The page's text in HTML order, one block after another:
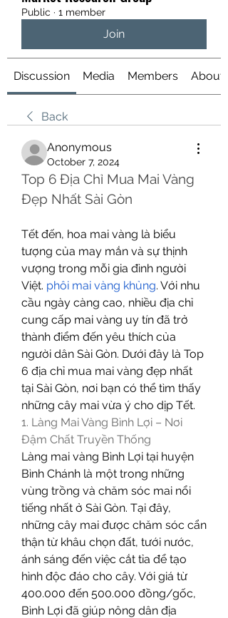
Public · 1 member
Join
Discussion Media Members About
Back
Anonymous
October 7, 2024
Top 6 Địa Chỉ Mua Mai Vàng
Đẹp Nhất Sài Gòn
Tết đến, hoa mai vàng là biểu
tượng của may mắn và sự thịnh
vượng trong mỗi gia đình người
Việt. phôi mai vàng khủng. Với nhu
cầu ngày càng cao, nhiều địa chỉ
cung cấp mai vàng uy tín đã trở
thành điểm đến yêu thích của
người dân Sài Gòn. Dưới đây là Top
6 địa chỉ mua mai vàng đẹp nhất
tại Sài Gòn, nơi bạn có thể tìm thấy
những cây mai vừa ý cho dịp Tết.
1. Làng Mai Vàng Bình Lợi – Nơi
Đậm Chất Truyền Thống
Làng mai vàng Bình Lợi tại huyện
Bình Chánh là một trong những
vùng trồng và chăm sóc mai nổi
tiếng nhất ở Sài Gòn. Tại đây,
những cây mai được chăm sóc cẩn
thận từ khâu chọn đất, tưới nước,
ánh sáng đến việc cắt tỉa để tạo
hình độc đáo cho cây. Với giá từ
400.000 đến 500.000 đồng/gốc,
Bình Lợi đã giúp nông dân địa